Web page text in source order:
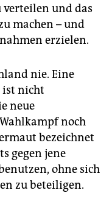
verteilen und das
machen – und
erzielen.
nie. Eine
ist nicht
neue
noch
bezeichnet
gegen jene
ohne sich
zu beteiligen.